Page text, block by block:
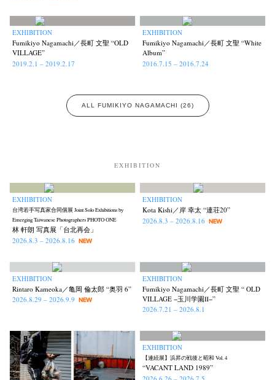
EXHIBITION
Fumikiyo Nagamachi／長町 文聖 “OLD
VILLAGE”
2019.2.1 – 2019.2.17
EXHIBITION
Fumikiyo Nagamachi／長町 文聖 “White
Album”
2016.7.15 – 2016.7.24
ALL FUMIKIYO NAGAMACHI (26)
EXHIBITION
EXHIBITION
台湾若手写真家合同個展 Joint Solo Exhibitions by
Emerging Taiwanese Photographers PHOTO ONE
林 軒朗 写真展「台北再会」
2026.8.3 – 2026.8.16
NEW
EXHIBITION
Kota Kishi／岸 幸太 “連荘20”
2026.8.3 – 2026.8.16 NEW
EXHIBITION
Rintaro Kameoka／亀岡 倫太郎 “奥羽 6”
2026.8.29 – 2026.9.9
NEW
EXHIBITION
Fumikiyo Nagamachi／長町 文聖 “ OLD
VILLAGE −玉川学園Ⅱ−”
2026.7.21 – 2026.8.1
EXHIBITION
【連続展】浜昇の戦後と昭和 Vol. 4
“VACANT LAND 1989”